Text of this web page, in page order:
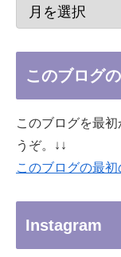
このブログ
このブログを最
うぞ。↓↓
このブログの最
Instagram